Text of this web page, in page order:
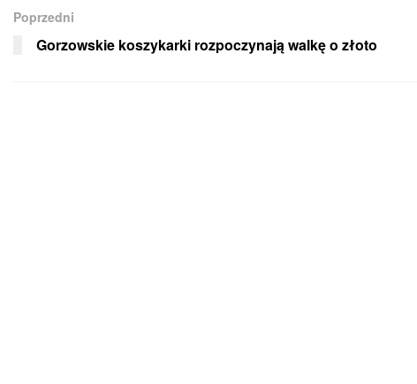
Poprzedni
Gorzowskie koszykarki rozpoczynają walkę o złoto